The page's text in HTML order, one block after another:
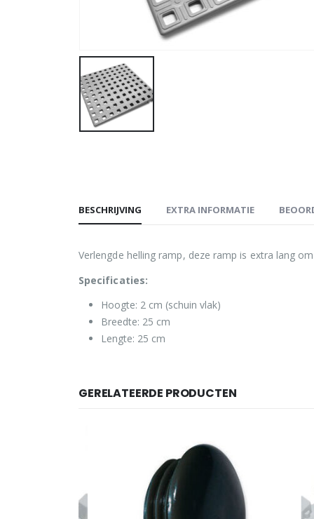
BESCHRIJVING EXTRA INFORMATIE
Verlengde helling ramp, deze ramp is extra lang
Specificaties:
Hoogte: 2 cm (schuin vlak)
Breedte: 25 cm
Lengte: 25 cm
GERELATEERDE PRODUCTEN